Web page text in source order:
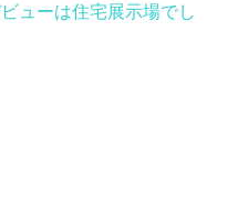
ューは住宅展示場でし